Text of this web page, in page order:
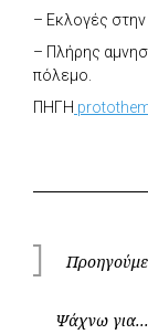
– Εκλογές
– Πλήρης
πόλεμο.
ΠΗΓΗ
άρθρων